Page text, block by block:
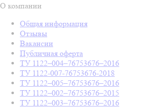
О компании
Общая информация
Отзывы
Вакансии
Публичная оферта
ТУ 1122–004–76753676–2016
ТУ 1122-007-76753676-2018
ТУ 1122–005–76753676–2016
ТУ 1122–002–76753676–2015
ТУ 1122–003–76753676–2016